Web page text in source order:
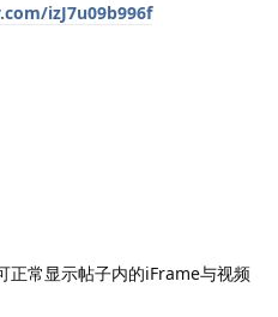
izJ7u09b996f
正常显示帖子内的iFrame与视频